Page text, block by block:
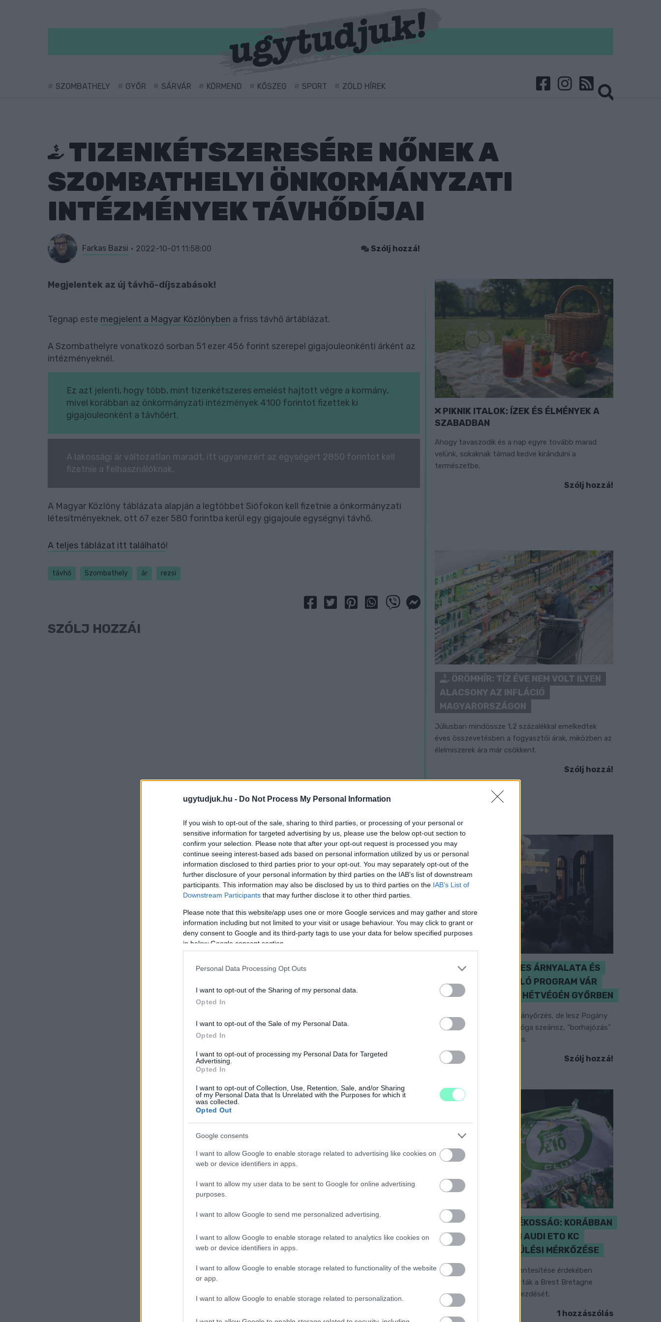
ugytudjuk.hu - Do Not Process My Personal Information
If you wish to opt-out of the sale, sharing to third parties, or processing of your personal or
sensitive information for targeted advertising by us, please use the below opt-out section to
confirm your selection. Please note that after your opt-out request is processed you may
continue seeing interest-based ads based on personal information utilized by us or personal
information disclosed to third parties prior to your opt-out. You may separately opt-out of the
further disclosure of your personal information by third parties on the IAB’s list of downstream
participants. This information may also be disclosed by us to third parties on the IAB’s List of
Downstream Participants that may further disclose it to other third parties.
Please note that this website/app uses one or more Google services and may gather and store
information including but not limited to your visit or usage behaviour. You may click to grant or
deny consent to Google and its third-party tags to use your data for below specified purposes
in below Google consent section.
Personal Data Processing Opt Outs
I want to opt-out of the Sharing of my personal data.
Opted In
I want to opt-out of the Sale of my Personal Data.
Opted In
I want to opt-out of processing my Personal Data for Targeted
Advertising.
Opted In
I want to opt-out of Collection, Use, Retention, Sale, and/or Sharing
of my Personal Data that Is Unrelated with the Purposes for which it
was collected.
Opted Out
Google consents
I want to allow Google to enable storage related to advertising like cookies on
web or device identifiers in apps.
I want to allow my user data to be sent to Google for online advertising
purposes.
I want to allow Google to send me personalized advertising.
I want to allow Google to enable storage related to analytics like cookies on
web or device identifiers in apps.
I want to allow Google to enable storage related to functionality of the website
or app.
I want to allow Google to enable storage related to personalization.
SZOMBATHELY GYŐR SÁRVÁR KÖRMEND KŐSZEG SPORT ZÖLD HÍREK
TIZENKÉTSZERESÉRE NŐNEK A
SZOMBATHELYI ÖNKORMÁNYZATI
INTÉZMÉNYEK TÁVHŐDÍJAI
Farkas Bazsi 2022-10-01 11:58:00 Szólj hozzá!
Megjelentek az új távhő-díjszabások!
Tegnap este megjelent a Magyar Közlönyben a friss távhő ártáblázat.
A Szombathelyre vonatkozó sorban 51 ezer 456 forint szerepel gigajouleonkénti árként az
intézményeknél.
Ez azt jelenti, hogy több, mint tizenkétszeres emelést hajtott végre a kormány,
mivel korábban az önkormányzati intézmények 4100 forintot fizettek ki
gigajouleonként a távhőért.
A lakossági ár változatlan maradt, itt ugyanezért az egységért 2850 forintot kell
fizetnie a felhasználóknak.
A Magyar Közlöny táblázata alapján a legtöbbet Siófokon kell fizetnie a önkormányzati
létesítményeknek, ott 67 ezer 580 forintba kerül egy gigajoule egységnyi távhő.
A teljes táblázat itt található!
távhő Szombathely ár rezsi
SZÓLJ HOZZÁ!
PIKNIK ITALOK: ÍZEK ÉS ÉLMÉNYEK A
SZABADBAN
Ahogy tavaszodik és a nap egyre tovább marad
velünk, sokaknak támad kedve kirándulni a
természetbe.
Szólj hozzá!
ÖRÖMHÍR: TÍZ ÉVE NEM VOLT ILYEN
ALACSONY AZ INFLÁCIÓ
MAGYARORSZÁGON
Júliusban mindössze 1,2 százalékkal emelkedtek
éves összevetésben a fogyasztói árak, miközben az
élelmiszerek ára már csökkent.
Szólj hozzá!
A BAROKK ÖSSZES ÁRNYALATA ÉS
MÉG EGY SOR KIVÁLÓ PROGRAM VÁR
MINDENKIT EZEN A HÉTVÉGÉN GYŐRBEN
Középpontban a hagyományőrzés, de lesz Pogány
Induló és Majka koncert, jóga szeánsz, “borhajózás”
és egy csomó minden más.
Szólj hozzá!
ENERGIATAKARÉKOSSÁG: KORÁBBAN
KEZDŐDIK A GYŐRI AUDI ETO KC
PÉNTEKI FELKÉSZÜLÉSI MÉRKŐZÉSE
Az energiaellátás tehermentesítése érdekében
másfél órával előrébb hozták a Brest Bretagne
Handball elleni találkozó kezdését.
1 hozzászólás